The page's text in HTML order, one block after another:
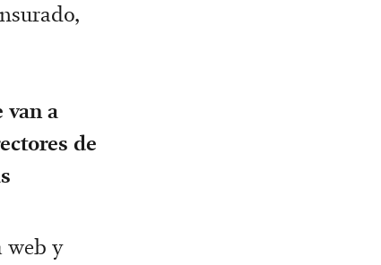
van a
de
web y